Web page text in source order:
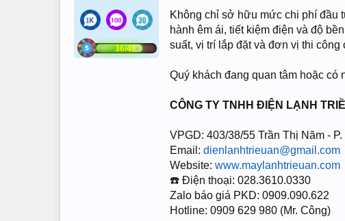
36/46
Không chỉ sở hữu mức chi phí đầu
hành êm ái, tiết kiệm điện và độ
suất, vị trí lắp đặt và đơn vị thi
Quý khách đang quan tâm hoặc có
CÔNG TY TNHH ĐIỆN LẠNH
VPGD: 403/38/55 Trần Thị Năm -
Email: dienlanhtrieuan@gmail.com
Website: www.maylanhtrieuan.com
☎️ Điện thoại: 028.3610.0330
Zalo báo giá PKD: 0909.090.622
Hotline: 0909 629 980 (Mr. Công)